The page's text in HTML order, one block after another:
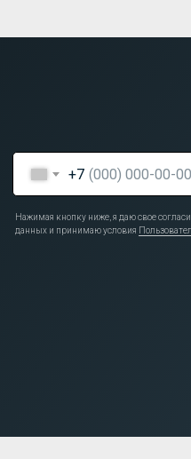
+7
Нажимая кнопку ниже, я даю свое
данных и принимаю условия